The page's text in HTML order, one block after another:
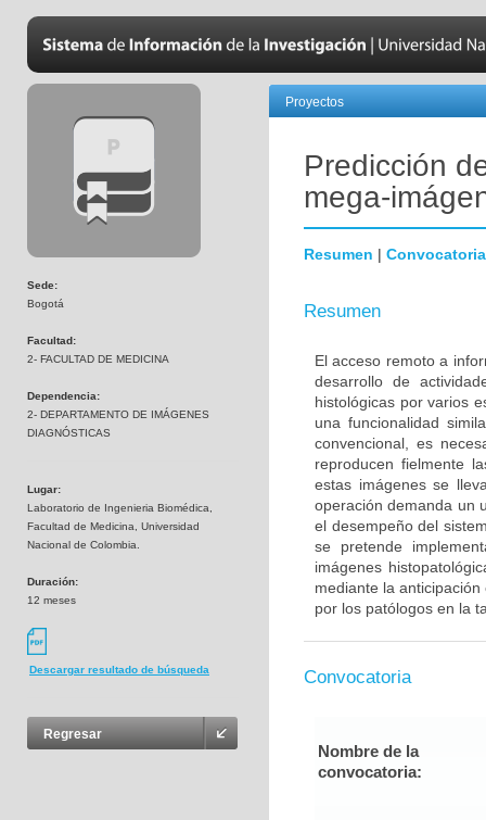
Sede:
Bogotá
Facultad:
2- FACULTAD DE MEDICINA
Dependencia:
2- DEPARTAMENTO DE IMÁGENES
DIAGNÓSTICAS
Lugar:
Laboratorio de Ingenieria Biomédica,
Facultad de Medicina, Universidad
Nacional de Colombia.
Duración:
12 meses
Descargar resultado de búsqueda
Regresar
Proyectos
Predicción
mega-
Resumen | Convocatoria
Resumen
El acceso remoto a
desarrollo de
histológicas por varios
una funcionalidad
convencional, es
reproducen fielmente
estas imágenes se
operación demanda un
el desempeño del
se pretende
imágenes
mediante la
por los patólogos en la
Convocatoria
Nombre de la
convocatoria: